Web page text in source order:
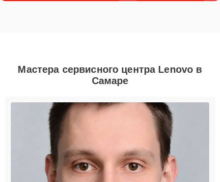
Мастера сервисного центра Lenovo в
Самаре